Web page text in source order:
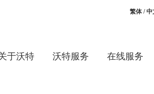
繁体/中
于沃特 沃特服务 在线服务